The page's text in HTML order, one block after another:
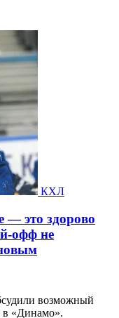
КХЛ
— это здорово
офф не
возможный
в «Динамо».